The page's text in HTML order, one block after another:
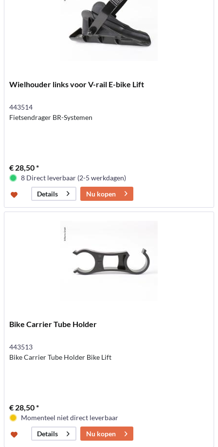
Wielhouder links voor V-rail E-bike Lift
443514
Fietsendrager BR-Systemen
€ 28,50 *
8 Direct leverbaar (2-5 werkdagen)
Details
Nu kopen
Bike Carrier Tube Holder
443513
Bike Carrier Tube Holder Bike Lift
€ 28,50 *
Momenteel niet direct leverbaar
Details
Nu kopen